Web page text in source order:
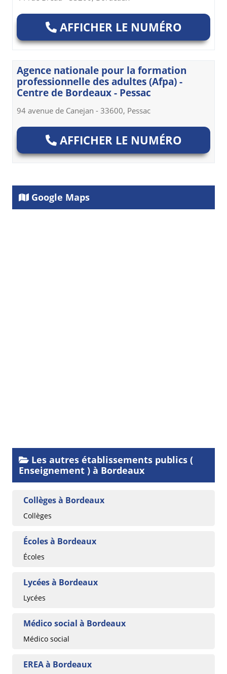
AFFICHER LE NUMÉRO
Agence nationale pour la formation
professionnelle des adultes (Afpa) -
Centre de Bordeaux - Pessac
94 avenue de Canejan - 33600, Pessac
AFFICHER LE NUMÉRO
Google Maps
Les autres établissements publics (
Enseignement ) à Bordeaux
Collèges à Bordeaux
Collèges
Écoles à Bordeaux
Écoles
Lycées à Bordeaux
Lycées
Médico social à Bordeaux
Médico social
EREA à Bordeaux